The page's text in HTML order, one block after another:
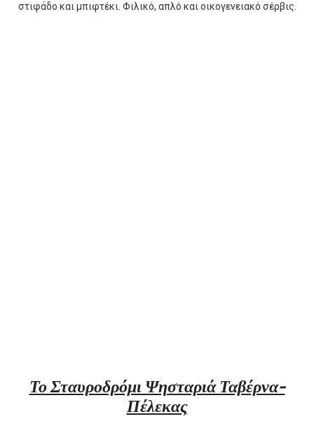
στιφάδο και μπιφτέκι. Φιλικό, απλό και οικογενειακό σέρβις.
Το Σταυροδρόμι Ψησταριά Ταβέρνα-
Πέλεκας